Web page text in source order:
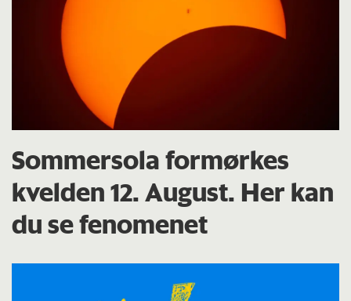
Sommersola formørkes
kvelden 12. August. Her kan
du se fenomenet